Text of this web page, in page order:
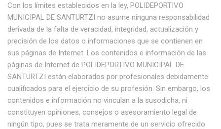
Con los límites establecidos en la ley, POLIDEPORTIVO
MUNICIPAL DE SANTURTZI no asume ninguna responsabilidad
derivada de la falta de veracidad, integridad, actualización y
precisión de los datos o informaciones que se contienen en
sus páginas de Internet. Los contenidos e información de las
páginas de Internet de POLIDEPORTIVO MUNICIPAL DE
SANTURTZI están elaborados por profesionales debidamente
cualificados para el ejercicio de su profesión. Sin embargo, los
contenidos e información no vinculan a la susodicha, ni
constituyen opiniones, consejos o asesoramiento legal de
ningún tipo, pues se trata meramente de un servicio ofrecido